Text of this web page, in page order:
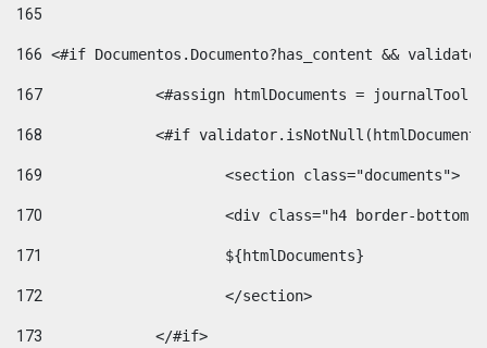
165
166 <#if Documentos.Documento?has_content &&
167
<#assign htmlDocuments =
168
<#if
169
			<section class="documents">
170
<div class="h4 border-
171
			${htmlDocuments}
172
			</section>
173
		</#if>